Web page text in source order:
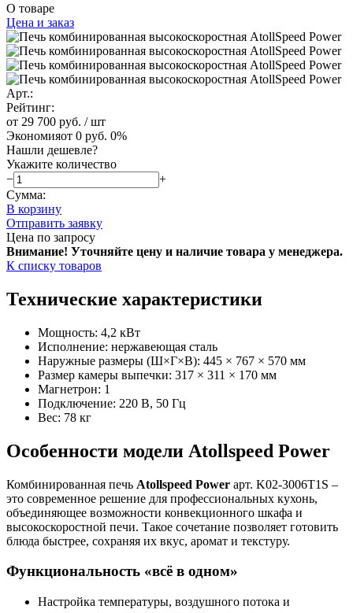
О товаре
Цена и заказ
Арт.:
Рейтинг:
от 29 700 руб. / шт
Экономияот 0 руб. 0%
Нашли дешевле?
Укажите количество
−
+
Сумма:
В корзину
Отправить заявку
Цена по запросу
Внимание! Уточняйте цену и наличие товара у менеджера.
К списку товаров
Технические характеристики
Мощность: 4,2 кВт
Исполнение: нержавеющая сталь
Наружные размеры (Ш×Г×В): 445 × 767 × 570 мм
Размер камеры выпечки: 317 × 311 × 170 мм
Магнетрон: 1
Подключение: 220 В, 50 Гц
Вес: 78 кг
Особенности модели Atollspeed Power
Комбинированная печь Atollspeed Power арт. K02-3006T1S –
это современное решение для профессиональных кухонь,
объединяющее возможности конвекционного шкафа и
высокоскоростной печи. Такое сочетание позволяет готовить
блюда быстрее, сохраняя их вкус, аромат и текстуру.
Функциональность «всё в одном»
Настройка температуры, воздушного потока и